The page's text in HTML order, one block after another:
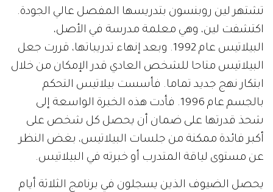
تشتهر لين روبنسون بتدريسها المفصل عالي الجودة.
اكتشفت لين، وهي معلمة مدرسة في الأصل،
البيلاتيس عام 1992. وبعد إنهاء تدريباتها، قررت جعل
البيلاتيس متاحا للشخص العادي قدر الإمكان من خلال
ابتكار نهج جديد تماما. فأسست بيلاتيس التحكم
بالجسم عام 1996. فأدت هذه الخبرة الواسعة إلى
شحذ قدرتها على ضمان أن يحصل كل شخص على
أكبر فائدة ممكنة من جلسات البيلاتيس، بغض النظر
عن مستوى لياقة المتدرب أو خبرته في البيلاتيس.
يحصل الضيوف الذين يسجلون في برنامج الثلاثة أيام